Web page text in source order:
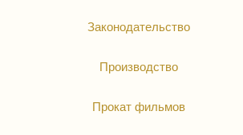
Законодательство
Производство
Прокат фильмов